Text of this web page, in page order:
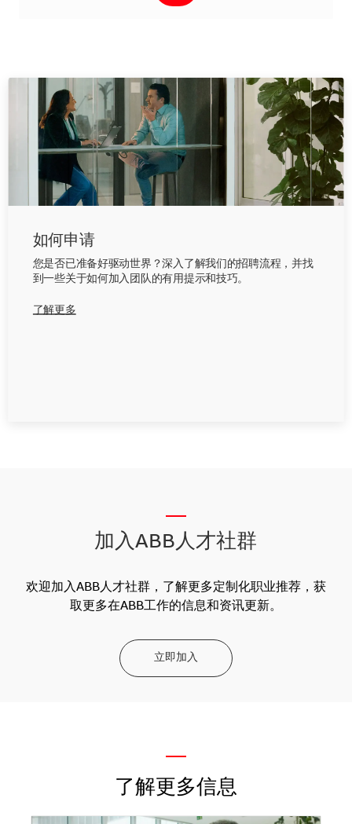
如何申请
您是否已准备好驱动世界？深入了解我们的招聘流程，并找
到一些关于如何加入团队的有用提示和技巧。
了解更多
加入ABB人才社群
欢迎加入ABB人才社群，了解更多定制化职业推荐，获
取更多在ABB工作的信息和资讯更新。
立即加入
—
了解更多信息